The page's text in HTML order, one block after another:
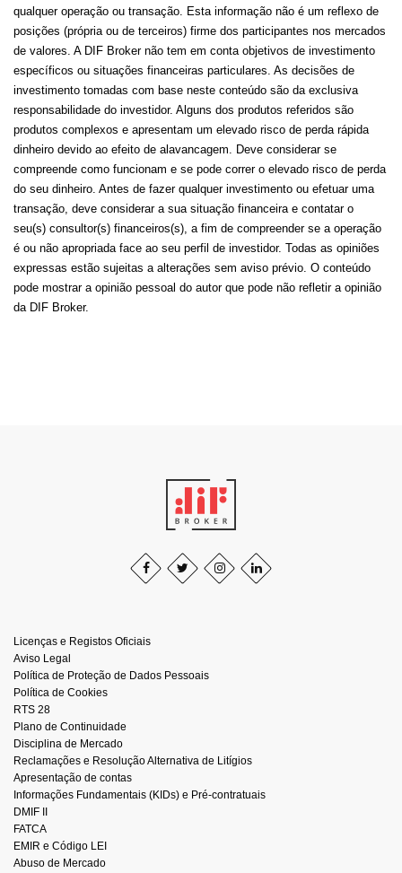
qualquer operação ou transação. Esta informação não é um reflexo de
posições (própria ou de terceiros) firme dos participantes nos mercados
de valores. A DIF Broker não tem em conta objetivos de investimento
específicos ou situações financeiras particulares. As decisões de
investimento tomadas com base neste conteúdo são da exclusiva
responsabilidade do investidor. Alguns dos produtos referidos são
produtos complexos e apresentam um elevado risco de perda rápida
dinheiro devido ao efeito de alavancagem. Deve considerar se
compreende como funcionam e se pode correr o elevado risco de perda
do seu dinheiro. Antes de fazer qualquer investimento ou efetuar uma
transação, deve considerar a sua situação financeira e contatar o
seu(s) consultor(s) financeiros(s), a fim de compreender se a operação
é ou não apropriada face ao seu perfil de investidor. Todas as opiniões
expressas estão sujeitas a alterações sem aviso prévio. O conteúdo
pode mostrar a opinião pessoal do autor que pode não refletir a opinião
da DIF Broker.
Licenças e Registos Oficiais
Aviso Legal
Política de Proteção de Dados Pessoais
Política de Cookies
RTS 28
Plano de Continuidade
Disciplina de Mercado
Reclamações e Resolução Alternativa de Litígios
Apresentação de contas
Informações Fundamentais (KIDs) e Pré-contratuais
DMIF II
FATCA
EMIR e Código LEI
Abuso de Mercado